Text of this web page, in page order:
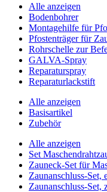
Alle anzeigen
Bodenbohrer
Montagehilfe für
Pfostenträger für
Rohrschelle zur
GALVA-Spray
Reparaturspray
Reparaturlackstift
Alle anzeigen
Basisartikel
Zubehör
Alle anzeigen
Set
Zauneck-Set für
Zaunanschluss-Set,
Zaunanschluss-Set,